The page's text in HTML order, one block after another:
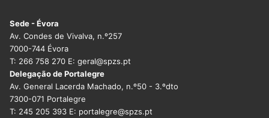
Sede - Évora
Av. Condes de Vivalva, n.º257
7000-744 Évora
T: 266 758 270 E: geral@spzs.pt
Delegação de Portalegre
Av. General Lacerda Machado, n.º50 - 3.ºdto
7300-071 Portalegre
T: 245 205 393 E: portalegre@spzs.pt